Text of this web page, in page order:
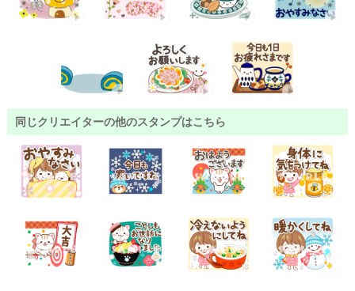
同じクリエイターの他のスタンプはこちら